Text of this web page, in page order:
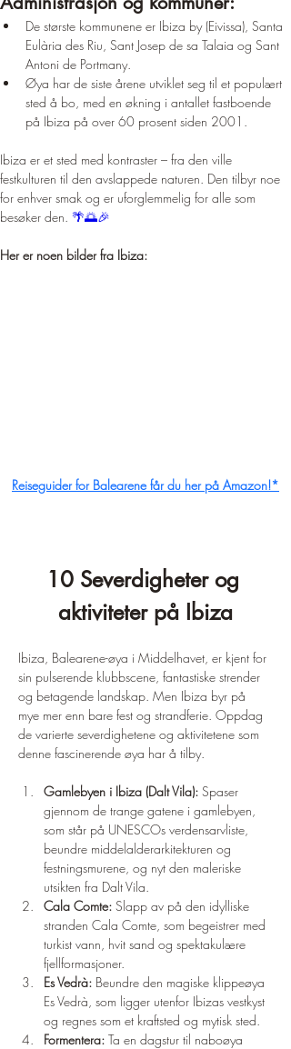
De største kommunene er Ibiza by (Eivissa), Santa
Eulària des Riu, Sant Josep de sa Talaia og Sant
Antoni de Portmany.
Øya har de siste årene utviklet seg til et populært
sted å bo, med en økning i antallet fastboende
på Ibiza på over 60 prosent siden 2001.
Ibiza er et sted med kontraster – fra den ville
festkulturen til den avslappede naturen. Den tilbyr noe
for enhver smak og er uforglemmelig for alle som
besøker den. 🌴🌅🎉
Her er noen bilder fra Ibiza:
Reiseguider for Balearene får du her på Amazon!*
10 Severdigheter og
aktiviteter på Ibiza
Ibiza, Balearene-øya i Middelhavet, er kjent for
sin pulserende klubbscene, fantastiske strender
og betagende landskap. Men Ibiza byr på
mye mer enn bare fest og strandferie. Oppdag
de varierte severdighetene og aktivitetene som
denne fascinerende øya har å tilby.
Gamlebyen i Ibiza (Dalt Vila): Spaser
gjennom de trange gatene i gamlebyen,
som står på UNESCOs verdensarvliste,
beundre middelalderarkitekturen og
festningsmurene, og nyt den maleriske
utsikten fra Dalt Vila.
Cala Comte: Slapp av på den idylliske
stranden Cala Comte, som begeistrer med
turkist vann, hvit sand og spektakulære
fjellformasjoner.
Es Vedrà: Beundre den magiske klippeøya
Es Vedrà, som ligger utenfor Ibizas vestkyst
og regnes som et kraftsted og mytisk sted.
Formentera: Ta en dagstur til naboøya